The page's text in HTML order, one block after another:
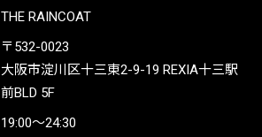
THE RAINCOAT
〒532-0023
大阪市淀川区十三東2-9-19 REXIA十三駅
前BLD 5F
19:00〜24:30